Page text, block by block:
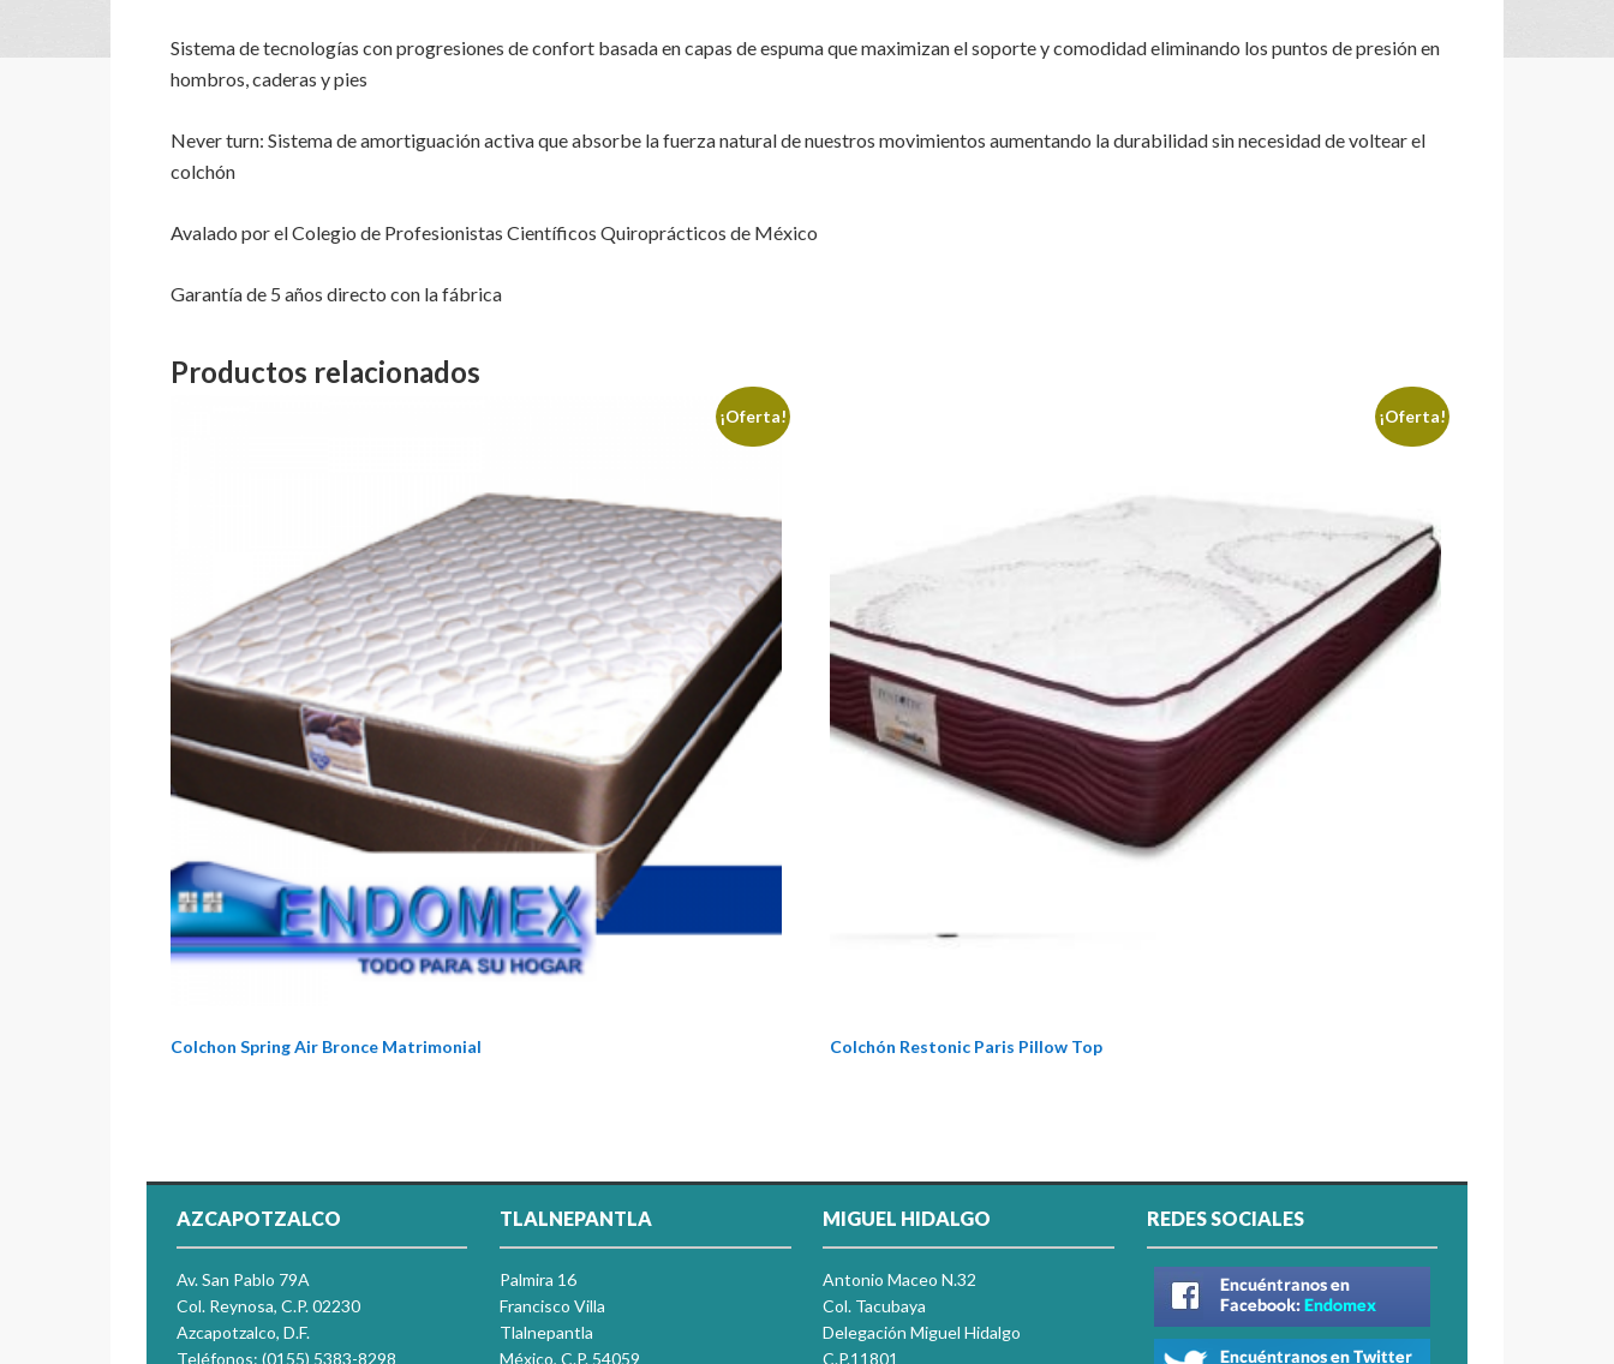
Sistema de tecnologías con progresiones de confort basada en capas de espuma que maximizan el soporte y comodidad eliminando los puntos de presión en
hombros, caderas y pies
Never turn: Sistema de amortiguación activa que absorbe la fuerza natural de nuestros movimientos aumentando la durabilidad sin necesidad de voltear el
colchón
Avalado por el Colegio de Profesionistas Científicos Quiroprácticos de México
Garantía de 5 años directo con la fábrica
Productos relacionados
¡Oferta!
Colchon Spring Air Bronce Matrimonial
¡Oferta!
Colchón Restonic Paris Pillow Top
AZCAPOTZALCO
Av. San Pablo 79A
Col. Reynosa, C.P. 02230
Azcapotzalco, D.F.
Teléfonos: (0155) 5383-8298
TLALNEPANTLA
Palmira 16
Francisco Villa
Tlalnepantla
México, C.P. 54059
MIGUEL HIDALGO
Antonio Maceo N.32
Col. Tacubaya
Delegación Miguel Hidalgo
C.P.11801
REDES SOCIALES